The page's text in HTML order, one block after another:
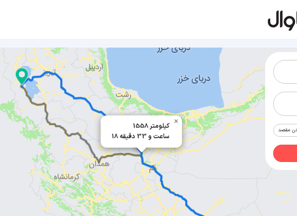
1558 کیلومتر
18 ساعت و 33 دقیقه
×
مقصد